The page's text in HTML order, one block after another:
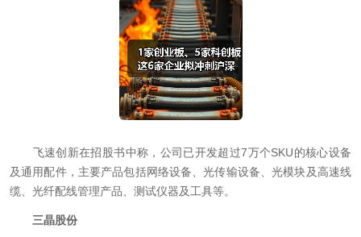
飞速创新在招股书中称，公司已开发超过7万个SKU的核心设备
及通用配件，主要产品包括网络设备、光传输设备、光模块及高速线
缆、光纤配线管理产品、测试仪器及工具等。
三晶股份